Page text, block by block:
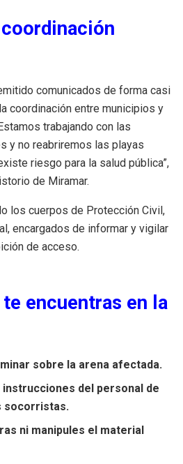
comunicados de forma casi
coordinación entre municipios y
trabajando con las
y no reabriremos las playas
riesgo para la salud pública”,
de Miramar.
los cuerpos de Protección Civil,
encargados de informar y vigilar
de acceso.
encuentras en la
sobre la arena afectada.
del personal de
socorristas.
ni manipules el material